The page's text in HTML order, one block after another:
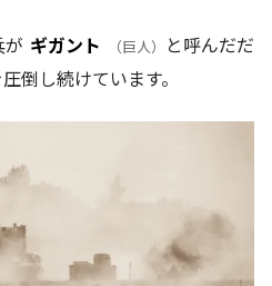
が ギガント （巨人）
と呼んだだ
倒し続けています。